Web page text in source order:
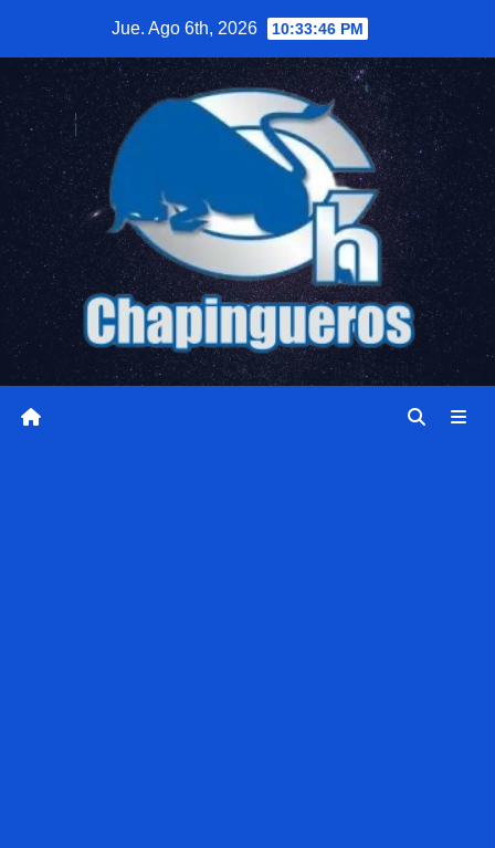
contenido
Jue. Ago 6th, 2026 10:33:47 PM